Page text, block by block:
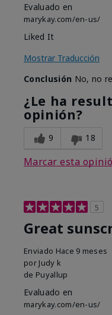
Evaluado en
marykay.com/en-us/
Liked It
Mostrar Traducción
Conclusión No, no
¿Le ha
opinión?
9 18
Marcar esta
5
Great
Enviado Hace 9 meses
por Judy k
de Puyallup
Evaluado en
marykay.com/en-us/